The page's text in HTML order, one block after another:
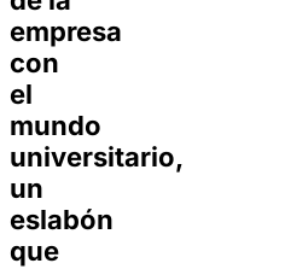
empresa
con
el
mundo
universitario,
un
eslabón
que